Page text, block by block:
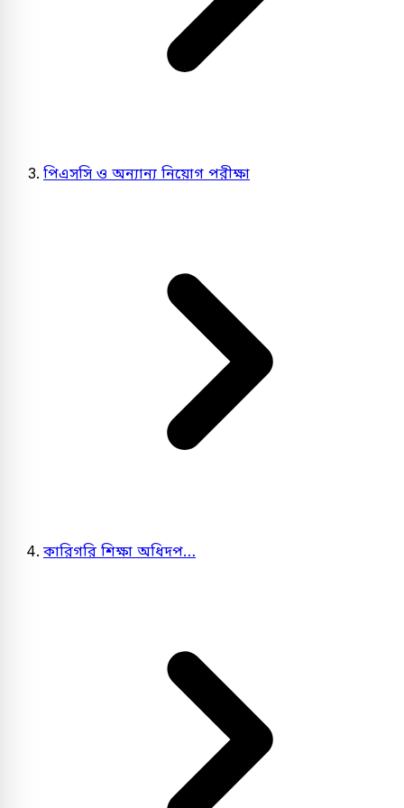
পিএসসি ও অন্যান্য নিয়োগ পরীক্ষা
কারিগরি শিক্ষা অধিদপ…